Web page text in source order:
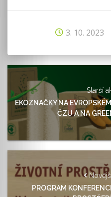
3. 10. 2023
Starší
EKOZNAČKY NA
ČZU A NA
PROGRAM